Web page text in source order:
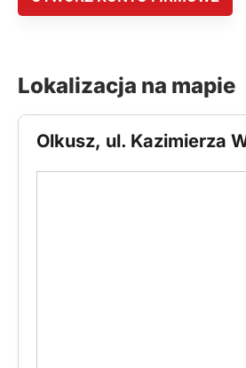
Lokalizacja na mapie
Olkusz, ul. Kazimierza